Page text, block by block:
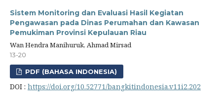
Sistem Monitoring dan Evaluasi Hasil Kegiatan
Pengawasan pada Dinas Perumahan dan Kawasan
Pemukiman Provinsi Kepulauan Riau
Wan Hendra Manihuruk, Ahmad Mirsad
13-20
PDF (BAHASA INDONESIA)
DOI : https://doi.org/10.52771/bangkitindonesia.v11i2.202